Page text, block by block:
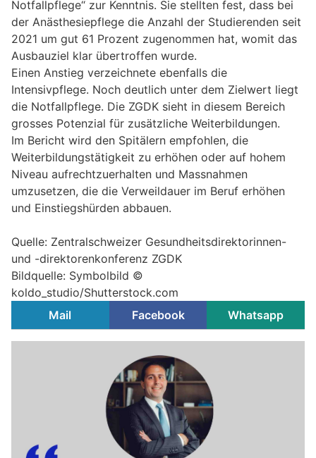
Notfallpflege“ zur Kenntnis. Sie stellten fest, dass bei
der Anästhesiepflege die Anzahl der Studierenden seit
2021 um gut 61 Prozent zugenommen hat, womit das
Ausbauziel klar übertroffen wurde.
Einen Anstieg verzeichnete ebenfalls die
Intensivpflege. Noch deutlich unter dem Zielwert liegt
die Notfallpflege. Die ZGDK sieht in diesem Bereich
grosses Potenzial für zusätzliche Weiterbildungen.
Im Bericht wird den Spitälern empfohlen, die
Weiterbildungstätigkeit zu erhöhen oder auf hohem
Niveau aufrechtzuerhalten und Massnahmen
umzusetzen, die die Verweildauer im Beruf erhöhen
und Einstiegshürden abbauen.
Quelle: Zentralschweizer Gesundheitsdirektorinnen-
und -direktorenkonferenz ZGDK
Bildquelle: Symbolbild ©
koldo_studio/Shutterstock.com
Mail
Facebook Whatsapp